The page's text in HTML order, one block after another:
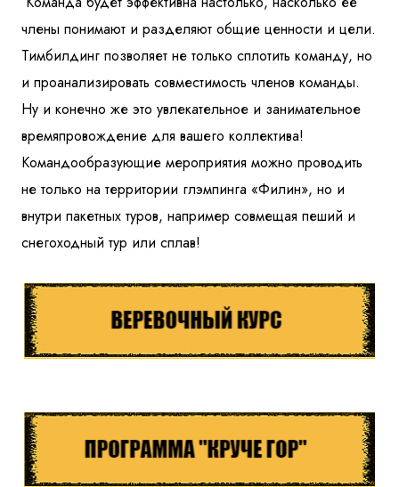
члены понимают и разделяют общие ценности и цели.
Тимбилдинг позволяет не только сплотить команду, но
и проанализировать совместимость членов команды.
Ну и конечно же это увлекательное и занимательное
времяпровождение для вашего коллектива!
Командообразующие мероприятия можно проводить
не только на территории глэмпинга «Филин», но и
внутри пакетных туров, например совмещая пеший и
снегоходный тур или сплав!
Куда бы Вы хотели отправиться?
Я даю согласие наобработку персональных данных
ознакомлен с политикой компании в отношении
обработки персональных данных